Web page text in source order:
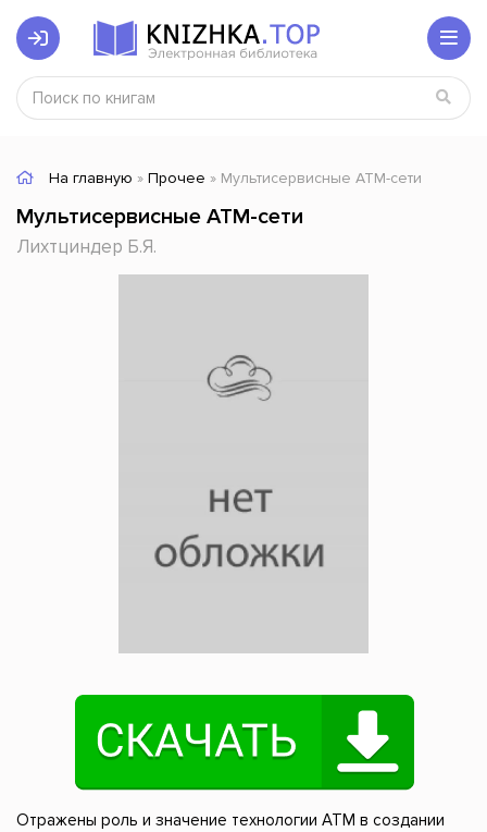
На главную » Прочее » Мультисервисные АТМ-сети
Мультисервисные АТМ-сети
Лихтциндер Б.Я.
Отражены роль и значение технологии ATM в создании